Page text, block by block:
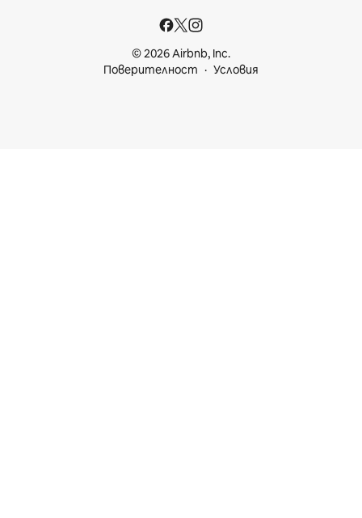
© 2026 Airbnb, Inc.
Поверителност
Условия